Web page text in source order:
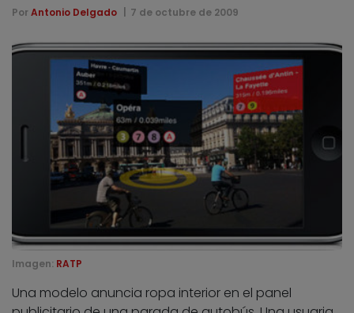
Por Antonio Delgado 7 de octubre de 2009
Imagen: RATP
Una modelo anuncia ropa interior en el panel